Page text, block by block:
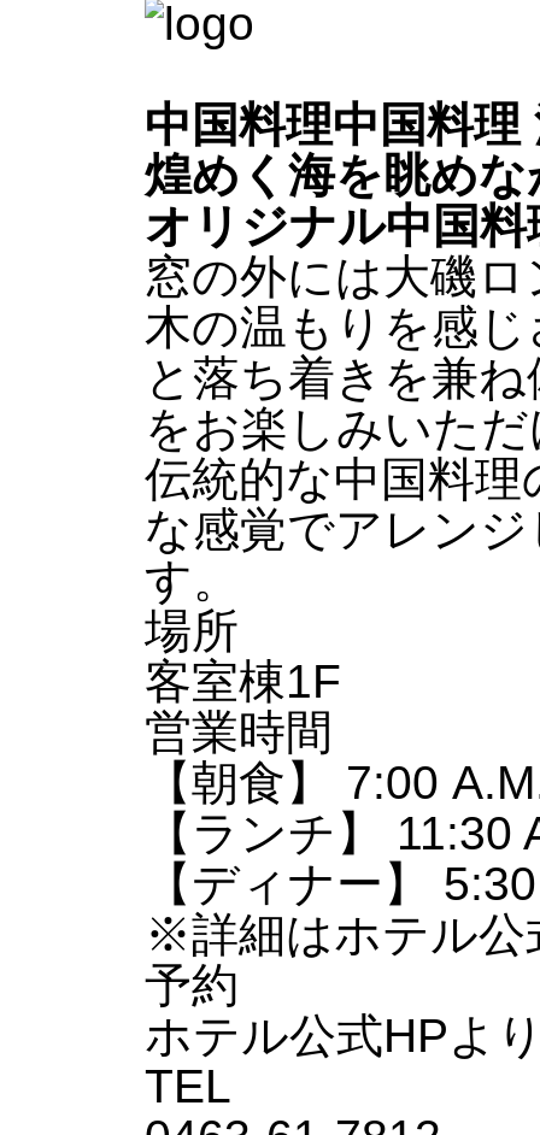
中国料理中国料理
煌めく海を眺めな
オリジナル中国
窓の外には大磯
木の温もりを感
と落ち着きを兼
をお楽しみいた
伝統的な中国料
な感覚でアレン
す。
場所
客室棟1F
営業時間
【朝食】 7:00
【ランチ】
【ディナー】
※詳細はホテル公
予約
ホテル公式HPよ
TEL